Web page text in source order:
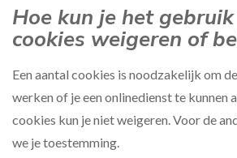
Hoe kun je het
cookies weigeren of
Een aantal cookies is noodzakelijk om
werken of je een onlinedienst te kunnen
cookies kun je niet weigeren. Voor de
we je toestemming.